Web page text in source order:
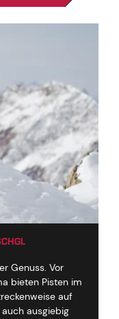
Genuss. Vor
bieten Pisten im
auf
ausgiebig